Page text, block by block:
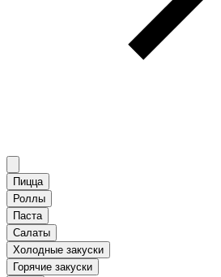
Пицца
Роллы
Паста
Салаты
Холодные закуски
Горячие закуски